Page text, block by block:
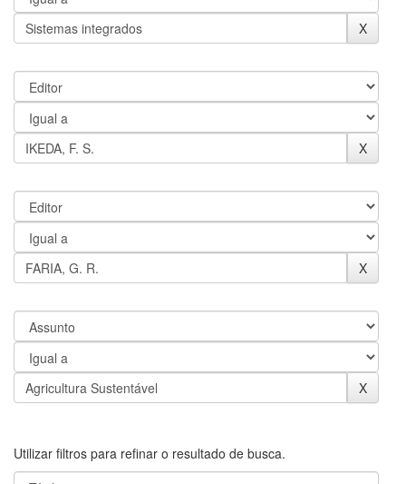
Utilizar filtros para refinar o resultado de busca.